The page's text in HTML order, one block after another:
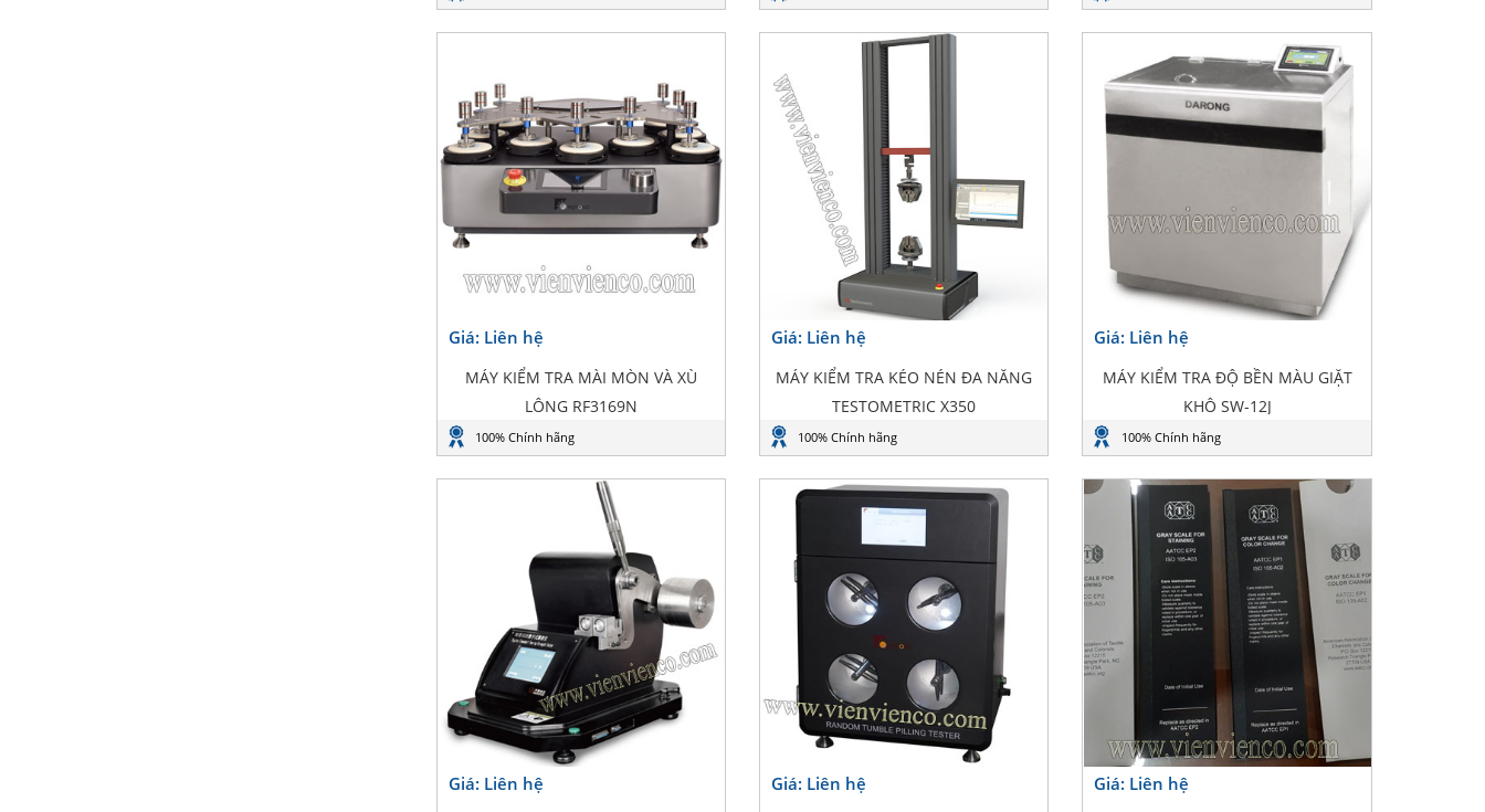
Giá: Liên hệ
MÁY KIỂM TRA MÀI MÒN VÀ XÙ
LÔNG RF3169N
100% Chính hãng
Giá: Liên hệ
MÁY KIỂM TRA KÉO NÉN ĐA NĂNG
TESTOMETRIC X350
100% Chính hãng
Giá: Liên hệ
MÁY KIỂM TRA ĐỘ BỀN MÀU GIẶT
KHÔ SW-12J
100% Chính hãng
Giá: Liên hệ Giá: Liên hệ Giá: Liên hệ